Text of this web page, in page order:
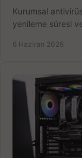
Kurumsal
yenileme süresi
6 Haziran 2026